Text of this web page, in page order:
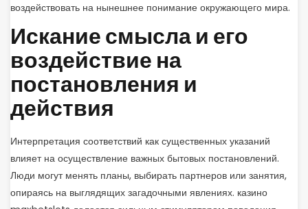
воздействовать на нынешнее понимание окружающего мира.
Искание смысла и его
воздействие на
постановления и
действия
Интерпретация соответствий как существенных указаний
влияет на осуществление важных бытовых постановлений.
Люди могут менять планы, выбирать партнеров или занятия,
опираясь на выглядящих загадочными явлениях. казино